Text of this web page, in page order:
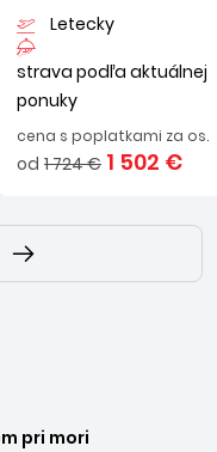
Letecky
strava podľa aktuálnej
ponuky
cena s poplatkami za os.
od 1 724 € 1 502 €
pri mori